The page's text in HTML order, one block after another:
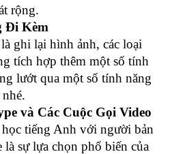
rộng.
Đi Kèm
ghi lại hình ảnh, các loại
tích hợp thêm một số tính
lướt qua một số tính năng
và Các Cuộc Gọi Video
tiếng Anh với người bản
sự lựa chọn phổ biến của